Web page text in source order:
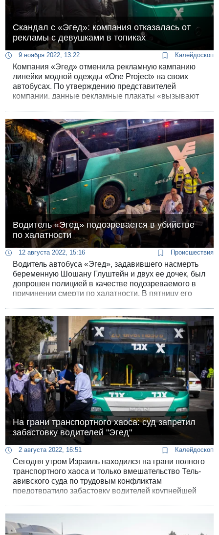
Скандал с «Эгед»: компания отказалась от
рекламы с девушками в топиках
9 ноября 2022, 13:22 Калейдоскоп
Компания «Эгед» отменила рекламную кампанию
линейки модной одежды «One Project» на своих
автобусах. По утверждению представителей
компании, данные рекламные плакаты «вызывают
Водитель «Эгед» подозревается в убийстве
по халатности
12 августа 2022, 15:16 Происшествия
Водитель автобуса «Эгед», задавившего насмерть
беременную Шошану Глуштейн и двух ее дочек, был
допрошен полицией в качестве подозреваемого в
причинении смерти по халатности. В пятницу его
выходом из автобуса не поставил его на ручной
тормоз, водитель это отрицает и объясняет
трагическое происшествие другими причинами.
На грани транспортного хаоса: суд запретил
забастовку водителей "Эгед"
2 августа 2022, 16:51 Калейдоскоп
Сегодня утром Израиль находился на грани полного
транспортного хаоса и только вмешательство Тель-
авивского суда по трудовым конфликтам
предотвратило забастовку водителей крупнейшей